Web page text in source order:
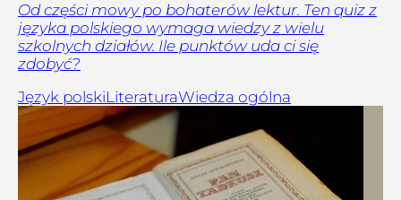
Od części mowy po bohaterów lektur. Ten quiz z
języka polskiego wymaga wiedzy z wielu
szkolnych działów. Ile punktów uda ci się
zdobyć?
Język polskiLiteraturaWiedza ogólna